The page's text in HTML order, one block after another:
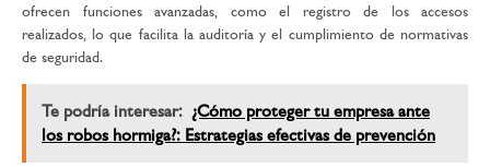
ofrecen funciones avanzadas, como el registro de los accesos
realizados, lo que facilita la auditoría y el cumplimiento de normativas
de seguridad.
Te podría interesar: ¿Cómo proteger tu empresa ante
los robos hormiga?: Estrategias efectivas de prevención